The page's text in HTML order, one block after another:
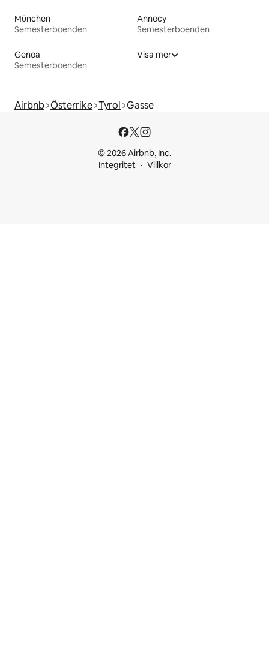
München
Semesterboenden
Annecy
Semesterboenden
Genoa
Semesterboenden
Visa mer
Airbnb Österrike Tyrol Gasse
© 2026 Airbnb, Inc.
Integritet
Villkor